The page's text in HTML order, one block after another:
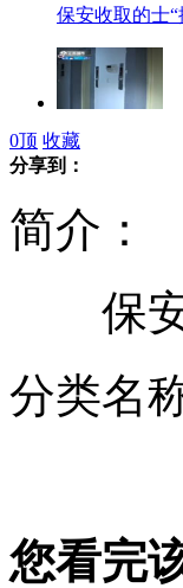
保安收取的士“
七大学生被困
0顶 收藏
分享到：
简介：
保安
分类名
您看完